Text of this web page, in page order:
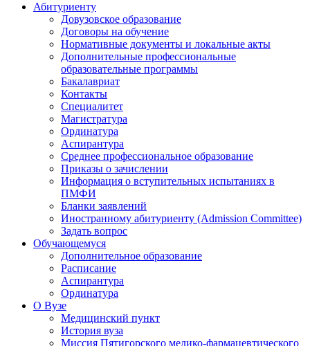
Абитуриенту
Довузовское образование
Договоры на обучение
Нормативные документы и локальные акты
Дополнительные профессиональные
образовательные программы
Бакалавриат
Контакты
Специалитет
Магистратура
Ординатура
Аспирантура
Среднее профессиональное образование
Приказы о зачислении
Информация о вступительных испытаниях в
ПМФИ
Бланки заявлений
Иностранному абитуриенту (Admission Committee)
Задать вопрос
Обучающемуся
Дополнительное образование
Расписание
Аспирантура
Ординатура
О Вузе
Медицинский пункт
История вуза
Миссия Пятигорского медико-фармацевтического